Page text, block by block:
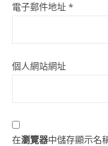
電子郵件地址 *
個人網站網址
在瀏覽器中儲存顯示名